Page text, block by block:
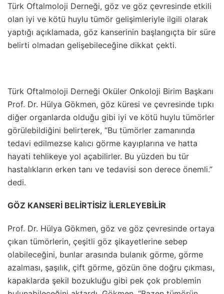
Türk Oftalmoloji Derneği, göz ve göz çevresinde etkili
olan iyi ve kötü huylu tümör gelişimleriyle ilgili olarak
yaptığı açıklamada, göz kanserinin başlangıçta bir süre
belirti olmadan gelişebileceğine dikkat çekti.
Türk Oftalmoloji Derneği Oküler Onkoloji Birim Başkanı
Prof. Dr. Hülya Gökmen, göz küresi ve çevresinde tıpkı
diğer organlarda olduğu gibi iyi ve kötü huylu tümörler
görülebildiğini belirterek, “Bu tümörler zamanında
tedavi edilmezse kalıcı görme kayıplarına ve hatta
hayati tehlikeye yol açabilirler. Bu yüzden bu tür
hastalıkların erken tanı ve tedavisi son derece önemli.”
dedi.
GÖZ KANSERİ BELİRTİSİZ İLERLEYEBİLİR
Prof. Dr. Hülya Gökmen, göz ve göz çevresinde ortaya
çıkan tümörlerin, çeşitli göz şikayetlerine sebep
olabileceğini, bunlar arasında bulanık görme, görme
azalması, şaşılık, çift görme, gözün öne doğru çıkması,
kapaklarda şekil bozukluğu gibi pek çok problemin